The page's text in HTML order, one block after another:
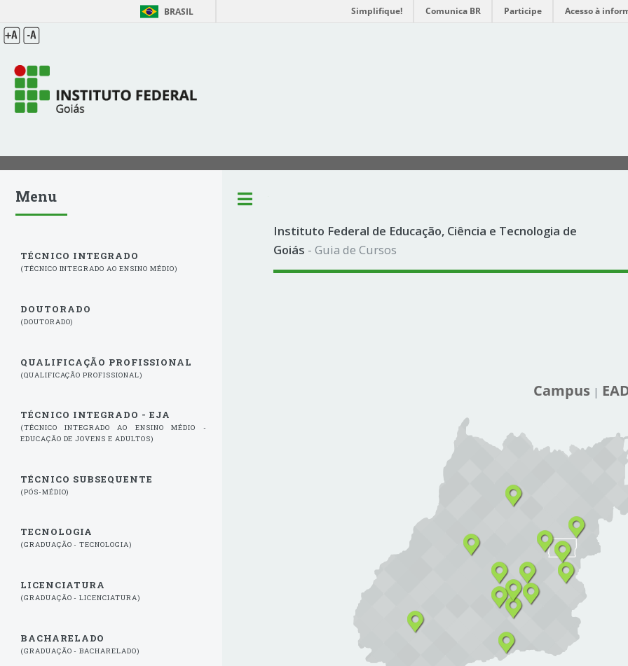
BRASIL Simplifique! Comunica BR Participe Acesso à
Instituto Federal de Educação, Ciência e Tecnologia de
Goiás - Guia de Cursos
Campus |
Menu
TÉCNICO INTEGRADO
(TÉCNICO INTEGRADO AO ENSINO MÉDIO)
DOUTORADO
(DOUTORADO)
QUALIFICAÇÃO PROFISSIONAL
(QUALIFICAÇÃO PROFISSIONAL)
TÉCNICO INTEGRADO - EJA
(TÉCNICO INTEGRADO AO ENSINO MÉDIO -
EDUCAÇÃO DE JOVENS E ADULTOS)
TÉCNICO SUBSEQUENTE
(PÓS-MÉDIO)
TECNOLOGIA
(GRADUAÇÃO - TECNOLOGIA)
LICENCIATURA
(GRADUAÇÃO - LICENCIATURA)
BACHARELADO
(GRADUAÇÃO - BACHARELADO)